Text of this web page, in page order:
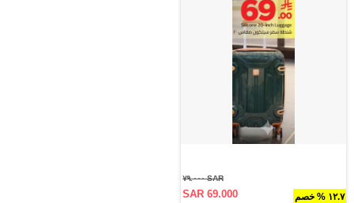
١٢.٧ % خصم
SAR ٧٩.٠٠٠
SAR 69.000